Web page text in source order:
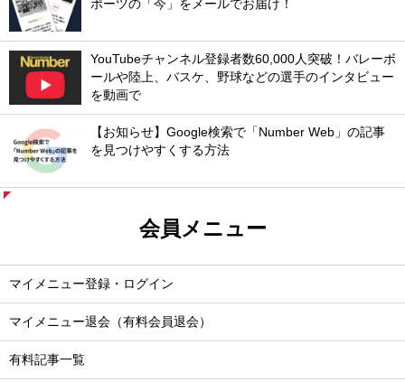
ポーツの「今」をメールでお届け！
YouTubeチャンネル登録者数60,000人突破！バレーボ
ールや陸上、バスケ、野球などの選手のインタビュー
を動画で
【お知らせ】Google検索で「Number Web」の記事
を見つけやすくする方法
会員メニュー
マイメニュー登録・ログイン
マイメニュー退会（有料会員退会）
有料記事一覧